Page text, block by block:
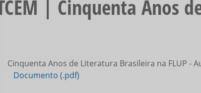
| Cinquenta Anos
Cinquenta Anos de Literatura Brasileira na FLUP -
Documento (.pdf)